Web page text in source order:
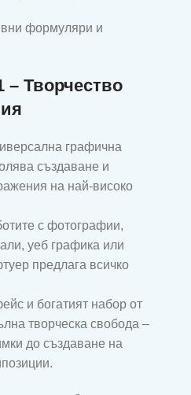
формуляри и
– Творчество
графична
създаване и
на най-високо
с фотографии,
уеб графика или
предлага всичко
и богатият набор от
творческа свобода –
до създаване на